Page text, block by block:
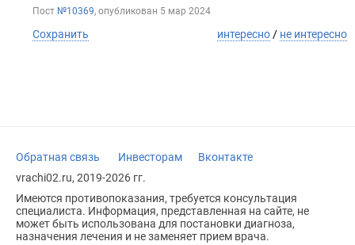
Пост №10369, опубликован 5 мар 2024
Сохранить интересно / не интересно
Обратная связь Инвесторам
Вконтакте
vrachi02.ru, 2019-2026 гг.
Имеются противопоказания, требуется консультация
специалиста. Информация, представленная на сайте, не
может быть использована для постановки диагноза,
назначения лечения и не заменяет прием врача.